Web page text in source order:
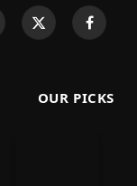
Facebook
X
OUR PICKS